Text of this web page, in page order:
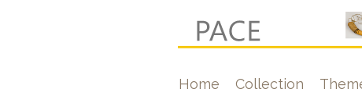
Hoofdnavigatie
Home Collection